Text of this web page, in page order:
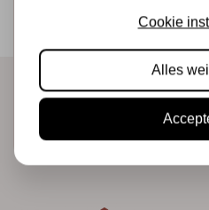
Ontvang als eerste onze
Cookie
Alles